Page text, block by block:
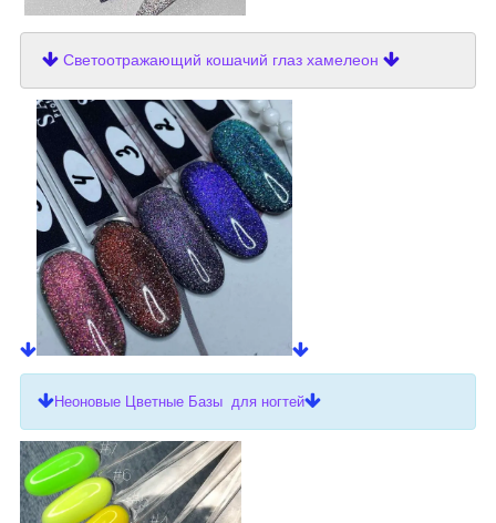
Светоотражающий кошачий глаз хамелеон
Неоновые Цветные Базы для ногтей